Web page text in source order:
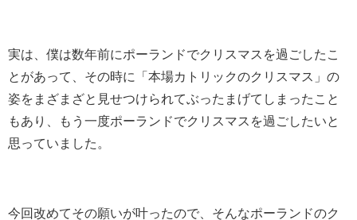
実は、僕は数年前にポーランドでクリスマスを過ごしたこ
とがあって、その時に「本場カトリックのクリスマス」の
姿をまざまざと見せつけられてぶったまげてしまったこと
もあり、もう一度ポーランドでクリスマスを過ごしたいと
思っていました。
今回改めてその願いが叶ったので、そんなポーランドのク